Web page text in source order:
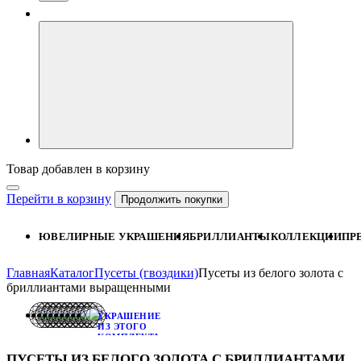
Товар добавлен в корзину
Перейти в корзину Продолжить покупки
ЮВЕЛИРНЫЕ УКРАШЕНИЯБРИЛЛИАНТЫКОЛЛЕКЦИИ
ГлавнаяКаталогПусеты (гвоздики)Пусеты из белого золота с
бриллиантами выращенными
УКРАШЕНИЕ
ИЗ ЭТОГО
КОМПЛЕКТА: